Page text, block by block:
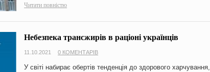
Читати повністю
Небезпека трансжирів в раціоні українців
11.10.2021 0 КОМЕНТАРІВ
У світі набирає обертів тенденція до здорового харчування,